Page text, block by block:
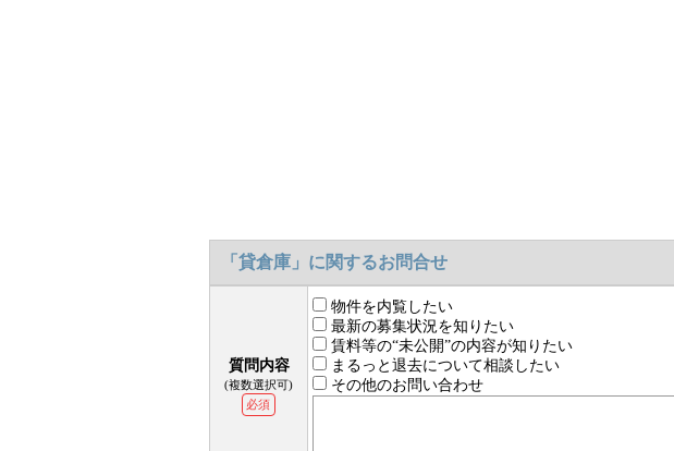
「貸倉庫」に関するお問合せ
質問内容
(複数選択可)
必須
物件を内覧したい
最新の募集状況を知りたい
賃料等の“未公開”の内容が知りたい
まるっと退去について相談したい
その他のお問い合わせ